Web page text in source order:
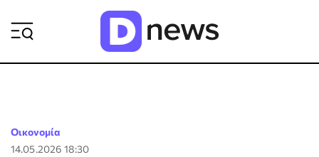
Οικονομία
14.05.2026 18:30